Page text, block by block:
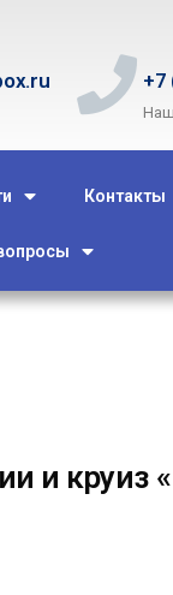
+7
Контакты
и круиз